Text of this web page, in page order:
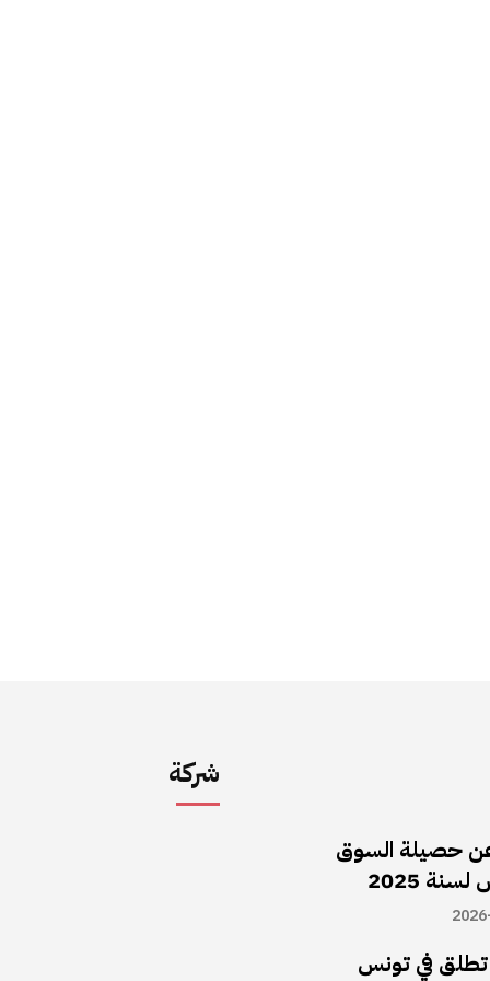
شركة
حصيلة السوق
2025
تطلق في تونس